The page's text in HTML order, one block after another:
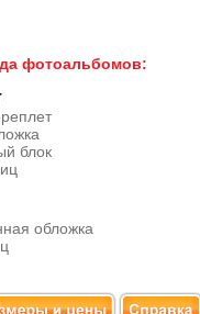
фотоальбомов:
блок
обложка